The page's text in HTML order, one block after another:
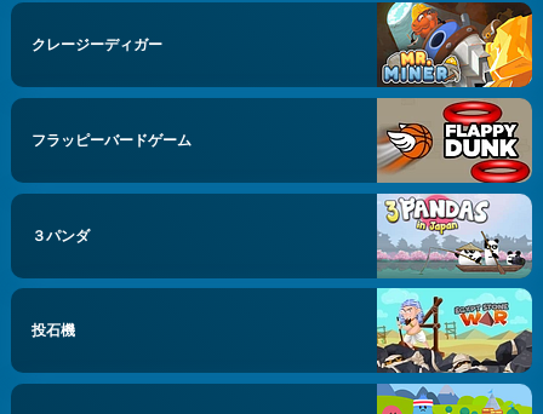
クレージーディガー
フラッピーバードゲーム
３パンダ
投石機